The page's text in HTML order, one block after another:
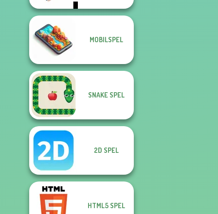
MOBILSPEL
SNAKE SPEL
2D SPEL
HTML5 SPEL